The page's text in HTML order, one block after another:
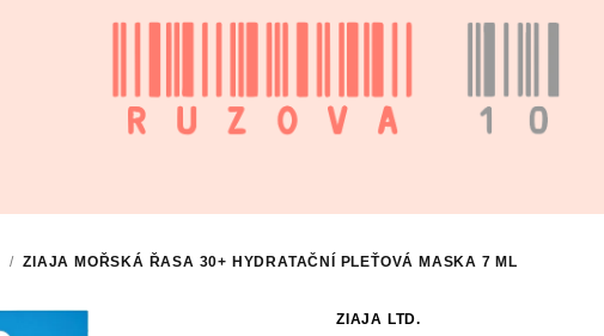
/ ZIAJA MOŘSKÁ ŘASA 30+ HYDRATAČNÍ PLEŤOVÁ MASKA 7 ML
ZIAJA LTD.